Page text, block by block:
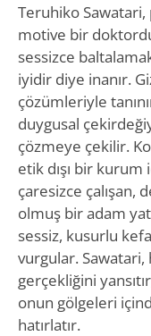
Teruhiko
motive bir
sessizce
iyidir diye inanır.
çözümleriyle
duygusal
çözmeye çekilir.
etik dışı bir
çaresizce çalışan,
olmuş bir adam
sessiz, kusurlu
vurgular. Sawatari,
gerçekliğini
onun gölgeleri
hatırlatır.